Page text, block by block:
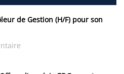
de Gestion (H/F) pour son